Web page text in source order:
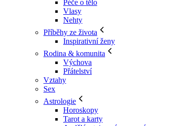
Péče o tělo
Vlasy
Nehty
Příběhy ze života
Inspirativní ženy
Rodina & komunita
Výchova
Přátelství
Vztahy
Sex
Astrologie
Horoskopy
Tarot a karty